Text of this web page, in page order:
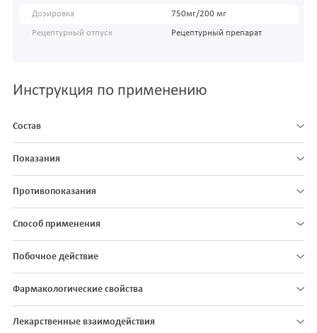
Дозировка 750мг/200 мг
Рецептурный отпуск Рецептурный препарат
Инструкция по применению
Состав
Показания
Противопоказания
Способ применения
Побочное действие
Фармакологические свойства
Лекарственные взаимодействия